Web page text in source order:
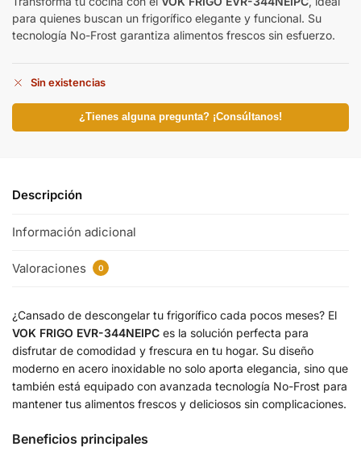
para quienes buscan un frigorífico elegante y funcional. Su
tecnología No-Frost garantiza alimentos frescos sin esfuerzo.
Sin existencias
¿Tienes alguna pregunta? ¡Consúltanos!
Descripción
Información adicional
Valoraciones 0
¿Cansado de descongelar tu frigorífico cada pocos meses? El
VOK FRIGO EVR-344NEIPC es la solución perfecta para
disfrutar de comodidad y frescura en tu hogar. Su diseño
moderno en acero inoxidable no solo aporta elegancia, sino que
también está equipado con avanzada tecnología No-Frost para
mantener tus alimentos frescos y deliciosos sin complicaciones.
Beneficios principales